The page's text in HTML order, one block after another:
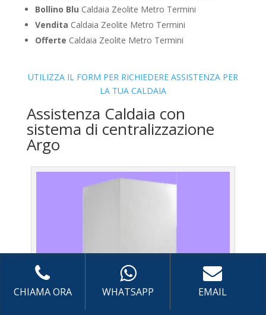
Bollino Blu Caldaia Zeolite Metro Termini
Vendita Caldaia Zeolite Metro Termini
Offerte Caldaia Zeolite Metro Termini
UTILIZZA IL FORM PER RICHIEDERE ASSISTENZA PER
LA TUA CALDAIA
Assistenza Caldaia con
sistema di centralizzazione
Argo
CHIAMA ORA WHATSAPP EMAIL